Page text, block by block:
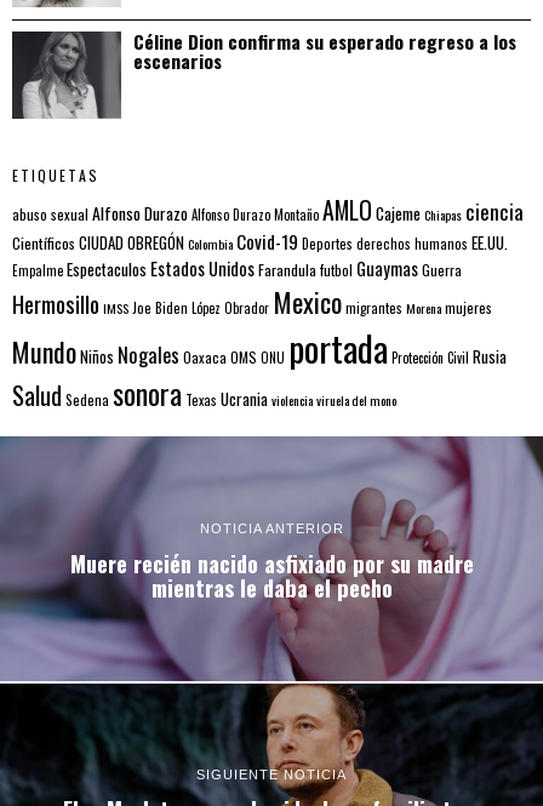
Céline Dion confirma su esperado regreso a los
escenarios
ETIQUETAS
abuso sexual Alfonso DurazoAlfonso Durazo MontañoAMLO CajemeChiapas ciencia
Científicos CIUDAD OBREGÓNColombia Covid-19 Deportes derechos humanos EE.UU.
EmpalmeEspectaculos Estados UnidosFarandulafutbol GuaymasGuerra
Hermosillo IMSSJoe Biden López Obrador Mexicomigrantes Morenamujeres
MundoNiños Nogales Oaxaca OMS ONU portada Protección Civil Rusia
Salud Sedena sonora Texas Ucraniaviolenciaviruela del mono
NOTICIA ANTERIOR
Muere recién nacido asfixiado por su madre
mientras le daba el pecho
SIGUIENTE NOTICIA